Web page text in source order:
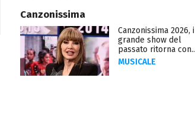
Canzonissima
Canzonissima 2026,
grande show del
passato ritorna
MUSICALE